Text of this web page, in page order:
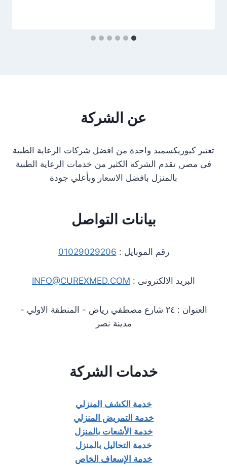
عن الشركة
تعتبر كيوريكسميد واحدة من افضل شركات الرعاية الطبية
فى مصر, تقدم الشركة الكثير من خدمات الرعاية الطبية
بالمنزل بافضل الاسعار وبأعلي جودة
بيانات التواصل
رقم الموبايل : 01029029206
البريد الالكترونى : INFO@CUREXMED.COM
العنوان : ٢٤ شارع مصطفي رياض - المنطقة الاولي -
مدينة نصر
خدمات الشركة
خدمة الكشف المنزلي
خدمة التمريض المنزلي
خدمة الأشعات بالمنزل
خدمة التحاليل بالمنزل
خدمة الإسعاف الخاص